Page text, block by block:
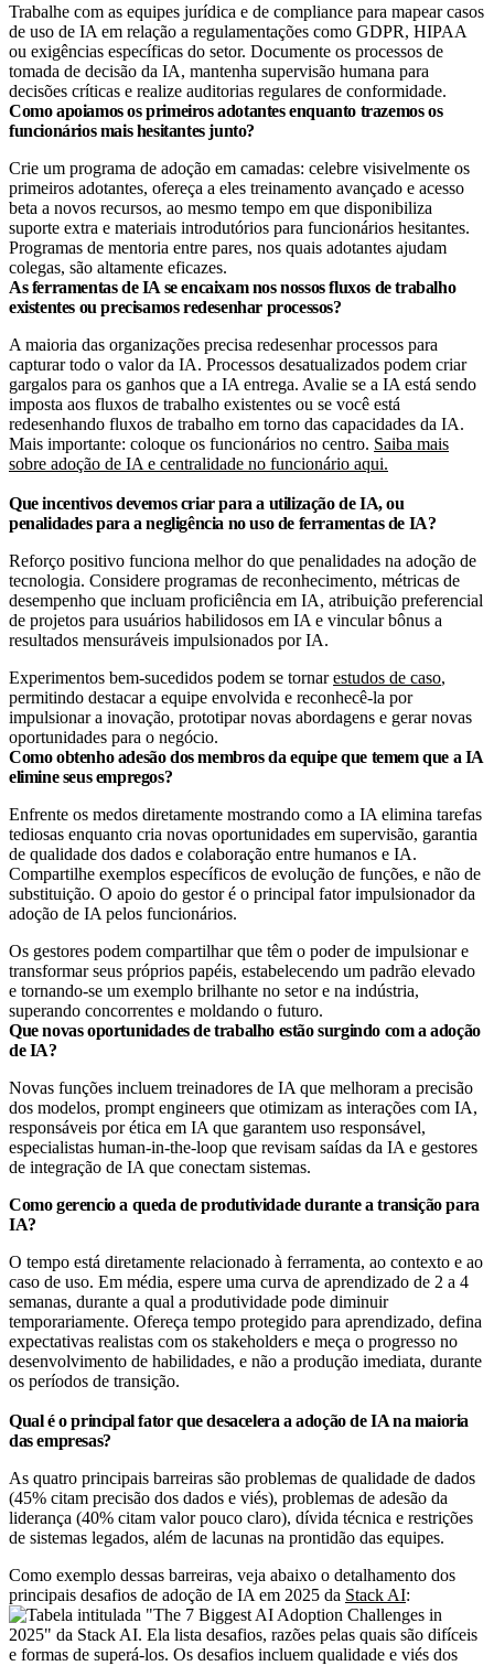
Trabalhe com as equipes jurídica e de compliance para mapear casos
de uso de IA em relação a regulamentações como GDPR, HIPAA
ou exigências específicas do setor. Documente os processos de
tomada de decisão da IA, mantenha supervisão humana para
decisões críticas e realize auditorias regulares de conformidade.
Como apoiamos os primeiros adotantes enquanto trazemos os
funcionários mais hesitantes junto?
Crie um programa de adoção em camadas: celebre visivelmente os
primeiros adotantes, ofereça a eles treinamento avançado e acesso
beta a novos recursos, ao mesmo tempo em que disponibiliza
suporte extra e materiais introdutórios para funcionários hesitantes.
Programas de mentoria entre pares, nos quais adotantes ajudam
colegas, são altamente eficazes.
As ferramentas de IA se encaixam nos nossos fluxos de trabalho
existentes ou precisamos redesenhar processos?
A maioria das organizações precisa redesenhar processos para
capturar todo o valor da IA. Processos desatualizados podem criar
gargalos para os ganhos que a IA entrega. Avalie se a IA está sendo
imposta aos fluxos de trabalho existentes ou se você está
redesenhando fluxos de trabalho em torno das capacidades da IA.
Mais importante: coloque os funcionários no centro. Saiba mais
sobre adoção de IA e centralidade no funcionário aqui.
Que incentivos devemos criar para a utilização de IA, ou
penalidades para a negligência no uso de ferramentas de IA?
Reforço positivo funciona melhor do que penalidades na adoção de
tecnologia. Considere programas de reconhecimento, métricas de
desempenho que incluam proficiência em IA, atribuição preferencial
de projetos para usuários habilidosos em IA e vincular bônus a
resultados mensuráveis impulsionados por IA.
Experimentos bem-sucedidos podem se tornarestudos de caso,
permitindo destacar a equipe envolvida e reconhecê-la por
impulsionar a inovação, prototipar novas abordagens e gerar novas
oportunidades para o negócio.
Como obtenho adesão dos membros da equipe que temem que a IA
elimine seus empregos?
Enfrente os medos diretamente mostrando como a IA elimina tarefas
tediosas enquanto cria novas oportunidades em supervisão, garantia
de qualidade dos dados e colaboração entre humanos e IA.
Compartilhe exemplos específicos de evolução de funções, e não de
substituição. O apoio do gestor é o principal fator impulsionador da
adoção de IA pelos funcionários.
Os gestores podem compartilhar que têm o poder de impulsionar e
transformar seus próprios papéis, estabelecendo um padrão elevado
e tornando-se um exemplo brilhante no setor e na indústria,
superando concorrentes e moldando o futuro.
Que novas oportunidades de trabalho estão surgindo com a adoção
de IA?
Novas funções incluem treinadores de IA que melhoram a precisão
dos modelos, prompt engineers que otimizam as interações com IA,
responsáveis por ética em IA que garantem uso responsável,
especialistas human-in-the-loop que revisam saídas da IA e gestores
de integração de IA que conectam sistemas.
Como gerencio a queda de produtividade durante a transição para
IA?
O tempo está diretamente relacionado à ferramenta, ao contexto e ao
caso de uso. Em média, espere uma curva de aprendizado de 2 a 4
semanas, durante a qual a produtividade pode diminuir
temporariamente. Ofereça tempo protegido para aprendizado, defina
expectativas realistas com os stakeholders e meça o progresso no
desenvolvimento de habilidades, e não a produção imediata, durante
os períodos de transição.
Qual é o principal fator que desacelera a adoção de IA na maioria
das empresas?
As quatro principais barreiras são problemas de qualidade de dados
(45% citam precisão dos dados e viés), problemas de adesão da
liderança (40% citam valor pouco claro), dívida técnica e restrições
de sistemas legados, além de lacunas na prontidão das equipes.
Como exemplo dessas barreiras, veja abaixo o detalhamento dos
principais desafios de adoção de IA em 2025 da Stack AI: